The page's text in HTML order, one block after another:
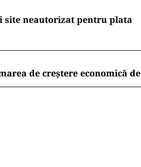
site neautorizat pentru plata
de creștere economică de